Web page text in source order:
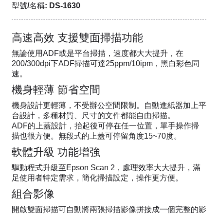
型號/名稱: DS-1630
高速高效 支援雙面掃描功能
無論使用ADF或是平台掃描，速度都大大提升，在
200/300dpi下ADF掃描可達25ppm/10ipm，黑白彩色同
速。
機身輕薄 節省空間
機身設計更輕薄，不受辦公空間限制。自動進紙器加上平
台設計，多種材質、尺寸的文件都能自由掃描。
ADF的上蓋設計，抬起後可停在任一位置，單手操作掃
描也很方便。無段式的上蓋可停留角度15~70度。
軟體升級 功能增強
驅動程式升級至Epson Scan 2，處理效率大大提升，滿
足使用者特定需求，簡化掃描設定，操作更方便。
組合影像
開啟雙面掃描可自動將兩張掃描影像拼接成一個完整的影